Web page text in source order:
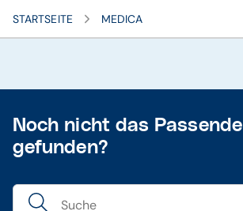
STARTSEITE MEDICA
Noch nicht das Passende
gefunden?